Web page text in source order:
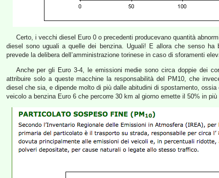
Certo, i vecchi diesel Euro 0 o precedenti producevano quantità
diesel sono uguali a quelle dei benzina. Uguali! E allora che senso
prevede la delibera dell’amministrazione torinese in caso di sforamenti
Anche per gli Euro 3-4, le emissioni medie sono circa doppie dei
attribuire solo a queste macchine la responsabilità del PM10, che
diesel che sia, e dipende molto di più dalle abitudini di spostamento,
veicolo a benzina Euro 6 che percorre 30 km al giorno emette il 50% in